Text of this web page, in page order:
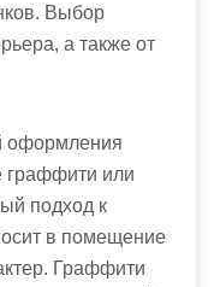
Выбор
а также от
оформления
граффити или
подход к
в помещение
Граффити